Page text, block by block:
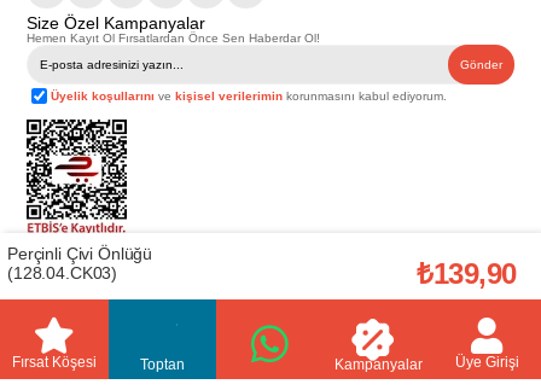
Size Özel Kampanyalar
Hemen Kayıt Ol Fırsatlardan Önce Sen Haberdar Ol!
Gönder
Üyelik koşullarını vekişisel verilerimin korunmasını kabul ediyorum.
Telif Hakkı © 2026
. Tüm hakları saklıdır.
Bu web sitesindeki tüm ürünler ticari amaçlıdır. Web sitemizde yer alan
görsel ve yazılı içerikler firmamıza ait olup, firmamızın yazılı izni alınmadan
başka yerlerde kullanılamaz. İçeriklerin izin alınmadan kopyalanması ve
kullanılması 5846 sayılı Fikir ve Sanat Eserleri Yasasına göre suçtur.
Fırsat Köşesi Toptan Kampanyalar Üye Girişi
Perçinli Çivi Önlüğü
(128.04.CK03)
₺139,90